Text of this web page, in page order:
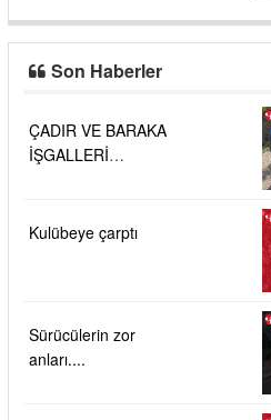
Son Haberler
ÇADIR VE BARAKA
İŞGALLERİ
Kulübeye çarptı
Sürücülerin zor
anları....